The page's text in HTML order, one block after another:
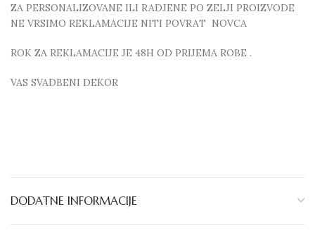
ZA PERSONALIZOVANE ILI RADJENE PO ZELJI PROIZVODE
NE VRSIMO REKLAMACIJE NITI POVRAT NOVCA
ROK ZA REKLAMACIJE JE 48H OD PRIJEMA ROBE .
VAS SVADBENI DEKOR
DODATNE INFORMACIJE